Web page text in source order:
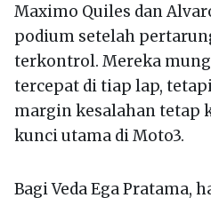
Maximo Quiles dan
podium setelah
terkontrol. Mereka
tercepat di tiap lap,
margin kesalahan tetap
kunci utama di Moto3.
Bagi Veda Ega Pratama,